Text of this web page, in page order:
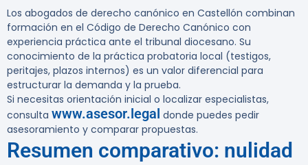
Los abogados de derecho canónico en Castellón combinan
formación en el Código de Derecho Canónico con
experiencia práctica ante el tribunal diocesano. Su
conocimiento de la práctica probatoria local (testigos,
peritajes, plazos internos) es un valor diferencial para
estructurar la demanda y la prueba.
Si necesitas orientación inicial o localizar especialistas,
consulta www.asesor.legal donde puedes pedir
asesoramiento y comparar propuestas.
Resumen comparativo: nulidad